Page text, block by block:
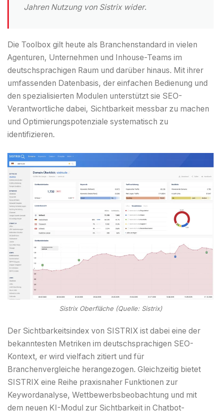
Jahren Nutzung von Sistrixwider.
Die Toolbox gilt heute als Branchenstandard in vielen
Agenturen, Unternehmen und Inhouse-Teams im
deutschsprachigen Raum und darüber hinaus. Mit ihrer
umfassenden Datenbasis, der einfachen Bedienung und
den spezialisierten Modulen unterstützt sie SEO-
Verantwortliche dabei, Sichtbarkeit messbar zu machen
und Optimierungspotenziale systematisch zu
identifizieren.
Sistrix Oberfläche (Quelle: Sistrix)
Der Sichtbarkeitsindex von SISTRIX ist dabei eine der
bekanntesten Metriken im deutschsprachigen SEO-
Kontext, er wird vielfach zitiert und für
Branchenvergleiche herangezogen. Gleichzeitig bietet
SISTRIX eine Reihe praxisnaher Funktionen zur
Keywordanalyse, Wettbewerbsbeobachtung und mit
dem neuen KI-Modul zur Sichtbarkeit in Chatbot-